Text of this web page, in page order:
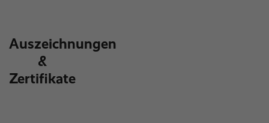
Auszeichnungen
&
Zertifikate